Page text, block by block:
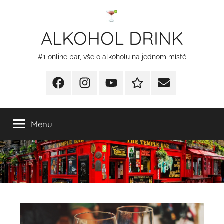
ALKOHOL DRINK
#1 online bar, vše o alkoholu na jednom místě
FacebookInstagram
YT
Redakční
E-
Menu